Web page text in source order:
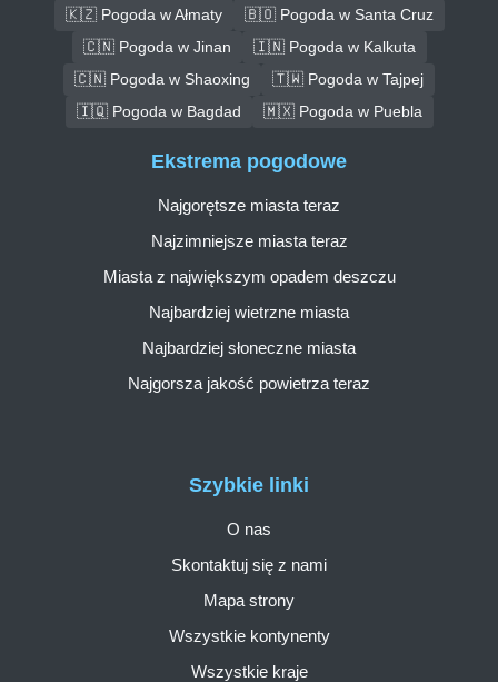
🇰🇿 Pogoda w Ałmaty
🇧🇴 Pogoda w Santa Cruz
🇨🇳 Pogoda w Jinan
🇮🇳 Pogoda w Kalkuta
🇨🇳 Pogoda w Shaoxing
🇹🇼 Pogoda w Tajpej
🇮🇶 Pogoda w Bagdad
🇲🇽 Pogoda w Puebla
Szybkie linki
O nas
Skontaktuj się z nami
Mapa strony
Wszystkie kontynenty
Wszystkie kraje
Ekstrema pogodowe
Najgorętsze miasta teraz
Najzimniejsze miasta teraz
Miasta z największym opadem deszczu
Najbardziej wietrzne miasta
Najbardziej słoneczne miasta
Najgorsza jakość powietrza teraz